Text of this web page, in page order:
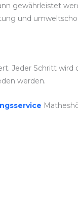
gewährleistet
und
Jeder Schritt
werden.